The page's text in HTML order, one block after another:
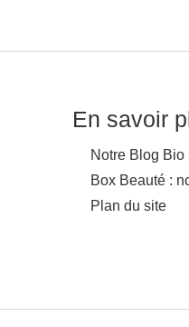
En savoir
Notre Blog Bio
Box Beauté :
Plan du site